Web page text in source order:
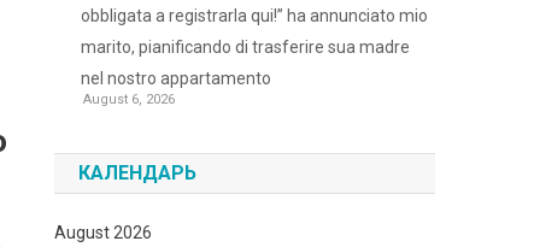
obbligata a registrarla qui!” ha annunciato mio
marito, pianificando di trasferire sua madre
nel nostro appartamento
August 6, 2026
КАЛЕНДАРЬ
August 2026